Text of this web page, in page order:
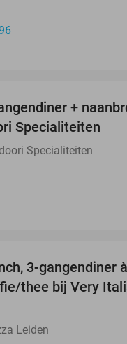
+
Specialiteiten
Specialiteiten
3-gangendiner
thee bij Very
Leiden